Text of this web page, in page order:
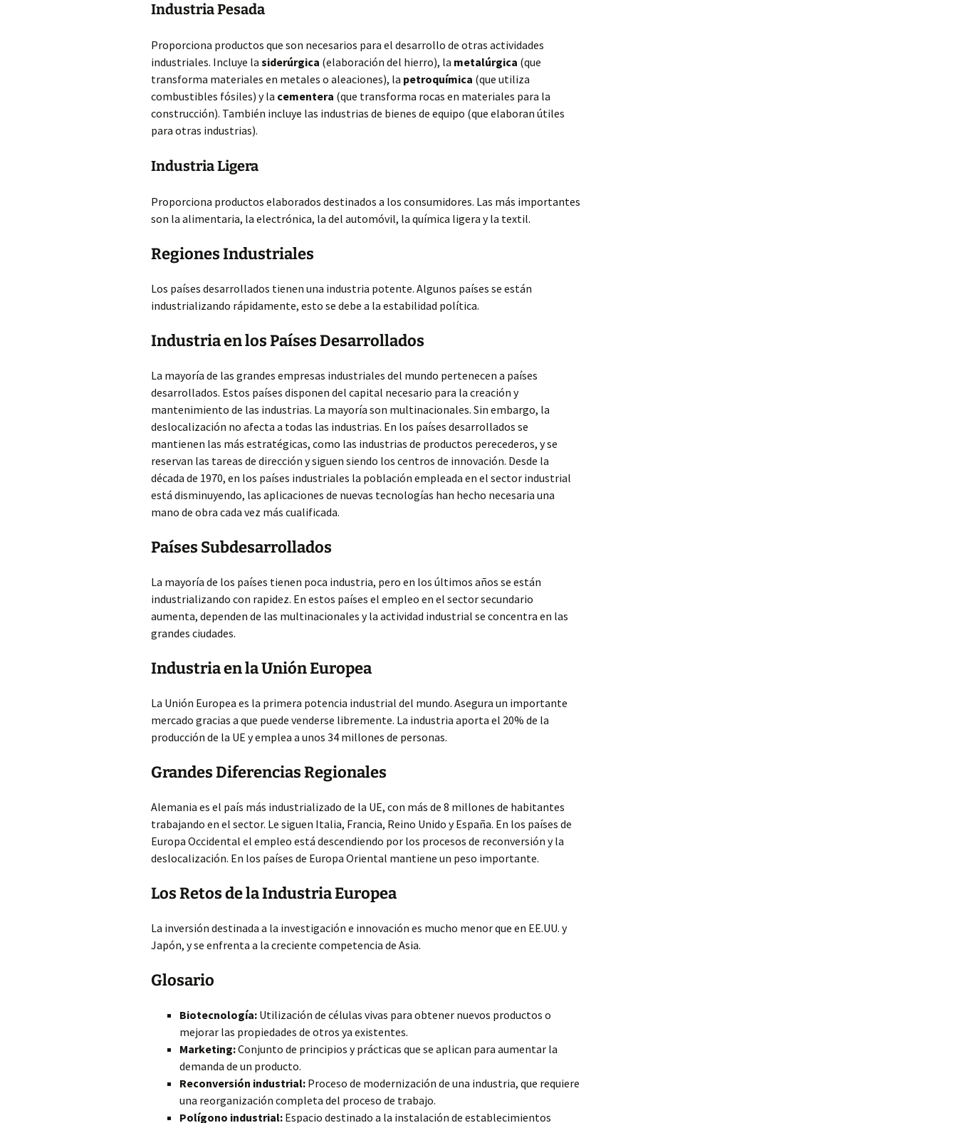
Industria Pesada
Proporciona productos que son necesarios para el desarrollo de otras actividades
industriales. Incluye la siderúrgica (elaboración del hierro), la metalúrgica (que
transforma materiales en metales o aleaciones), la petroquímica (que utiliza
combustibles fósiles) y la cementera (que transforma rocas en materiales para la
construcción). También incluye las industrias de bienes de equipo (que elaboran útiles
para otras industrias).
Industria Ligera
Proporciona productos elaborados destinados a los consumidores. Las más importantes
son la alimentaria, la electrónica, la del automóvil, la química ligera y la textil.
Regiones Industriales
Los países desarrollados tienen una industria potente. Algunos países se están
industrializando rápidamente, esto se debe a la estabilidad política.
Industria en los Países Desarrollados
La mayoría de las grandes empresas industriales del mundo pertenecen a países
desarrollados. Estos países disponen del capital necesario para la creación y
mantenimiento de las industrias. La mayoría son multinacionales. Sin embargo, la
deslocalización no afecta a todas las industrias. En los países desarrollados se
mantienen las más estratégicas, como las industrias de productos perecederos, y se
reservan las tareas de dirección y siguen siendo los centros de innovación. Desde la
década de 1970, en los países industriales la población empleada en el sector industrial
está disminuyendo, las aplicaciones de nuevas tecnologías han hecho necesaria una
mano de obra cada vez más cualificada.
Países Subdesarrollados
La mayoría de los países tienen poca industria, pero en los últimos años se están
industrializando con rapidez. En estos países el empleo en el sector secundario
aumenta, dependen de las multinacionales y la actividad industrial se concentra en las
grandes ciudades.
Industria en la Unión Europea
La Unión Europea es la primera potencia industrial del mundo. Asegura un importante
mercado gracias a que puede venderse libremente. La industria aporta el 20% de la
producción de la UE y emplea a unos 34 millones de personas.
Grandes Diferencias Regionales
Alemania es el país más industrializado de la UE, con más de 8 millones de habitantes
trabajando en el sector. Le siguen Italia, Francia, Reino Unido y España. En los países de
Europa Occidental el empleo está descendiendo por los procesos de reconversión y la
deslocalización. En los países de Europa Oriental mantiene un peso importante.
Los Retos de la Industria Europea
La inversión destinada a la investigación e innovación es mucho menor que en EE.UU. y
Japón, y se enfrenta a la creciente competencia de Asia.
Glosario
Biotecnología: Utilización de células vivas para obtener nuevos productos o
mejorar las propiedades de otros ya existentes.
Marketing:Conjunto de principios y prácticas que se aplican para aumentar la
demanda de un producto.
Reconversión industrial: Proceso de modernización de una industria, que requiere
una reorganización completa del proceso de trabajo.
Polígono industrial: Espacio destinado a la instalación de establecimientos